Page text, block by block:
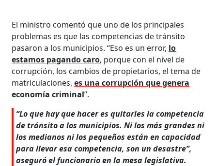
El ministro comentó que uno de los principales
problemas es que las competencias de tránsito
pasaron a los municipios. “Eso es un error, lo
estamos pagando caro, porque con el nivel de
corrupción, los cambios de propietarios, el tema de
matriculaciones,es una corrupción que genera
economía criminal”.
“Lo que hay que hacer es quitarles la competencia
de tránsito a los municipios. Ni los más grandes ni
los medianos ni los pequeños están en capacidad
para llevar esa competencia, son un desastre”,
aseguró el funcionario en la mesa legislativa.